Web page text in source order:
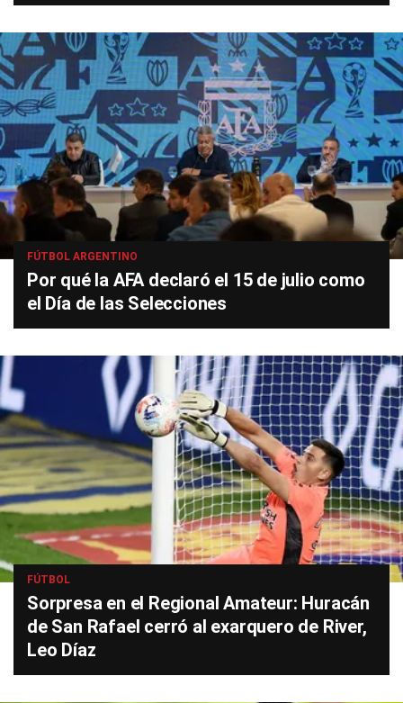
FÚTBOL ARGENTINO
Por qué la AFA declaró el 15 de julio como
el Día de las Selecciones
FÚTBOL
Sorpresa en el Regional Amateur: Huracán
de San Rafael cerró al exarquero de River,
Leo Díaz